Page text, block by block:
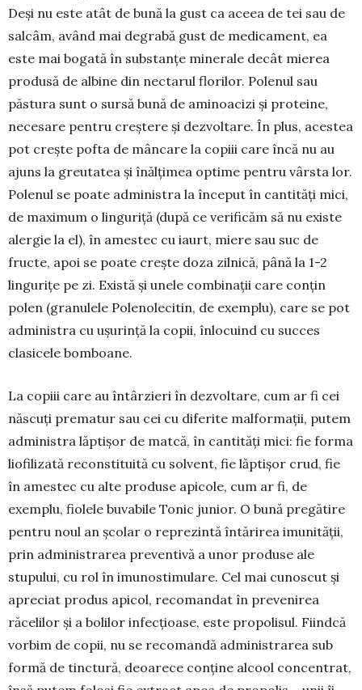
Deși nu este atât de bună la gust ca aceea de tei sau de
salcâm, având mai degrabă gust de medicament, ea
este mai bo­gată în substan­țe minerale decât mierea
produsă de albine din nectarul florilor. Po­lenul sau
păstura sunt o sursă bună de aminoacizi și pro­teine,
necesare pentru creștere și dezvoltare. În plus, acestea
pot crește pofta de mâncare la copiii care încă nu au
ajuns la greutatea și înăl­țimea optime pentru vârsta lor.
Polenul se poate administra la început în cantități mici,
de ma­ximum o linguriță (după ce verificăm să nu existe
alergie la el), în amestec cu iaurt, miere sau suc de
fructe, apoi se poate crește doza zilnică, până la 1-2
lingurițe pe zi. Există și unele combinații care conțin
polen (granulele Poleno­lecitin, de exem­plu), care se pot
administra cu ușu­rință la copii, înlocuind cu succes
clasicele bomboane.
La copiii care au întârzieri în dezvoltare, cum ar fi cei
născuți prematur sau cei cu diferite mal­formații, putem
administra lăptișor de matcă, în cantități mici: fie forma
liofilizată reconstituită cu solvent, fie lăptișor crud, fie
în amestec cu alte produse apicole, cum ar fi, de
exemplu, fiolele buvabile Tonic junior. O bună pregătire
pentru no­ul an școlar o reprezintă întărirea imunității,
prin administrarea preventivă a unor produse ale
stupului, cu rol în imunostimulare. Cel mai cu­noscut și
apreciat produs apicol, recomandat în pre­venirea
răcelilor și a bolilor infecțioase, este propo­lisul. Fiindcă
vorbim de copii, nu se reco­mandă administrarea sub
formă de tinctură, deoa­rece con­ține alcool concentrat,